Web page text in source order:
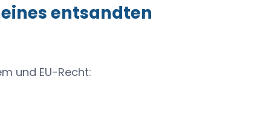
entsandten
und EU-Recht: